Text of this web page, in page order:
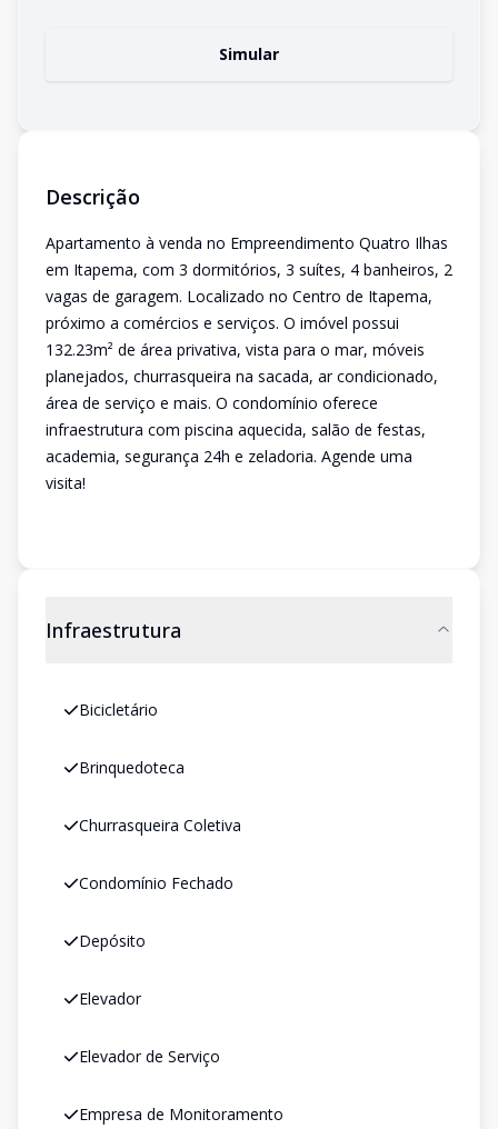
Simular
Descrição
Apartamento à venda no Empreendimento Quatro Ilhas
em Itapema, com 3 dormitórios, 3 suítes, 4 banheiros, 2
vagas de garagem. Localizado no Centro de Itapema,
próximo a comércios e serviços. O imóvel possui
132.23m² de área privativa, vista para o mar, móveis
planejados, churrasqueira na sacada, ar condicionado,
área de serviço e mais. O condomínio oferece
infraestrutura com piscina aquecida, salão de festas,
academia, segurança 24h e zeladoria. Agende uma
visita!
Infraestrutura
Bicicletário
Brinquedoteca
Churrasqueira Coletiva
Condomínio Fechado
Depósito
Elevador
Elevador de Serviço
Empresa de Monitoramento